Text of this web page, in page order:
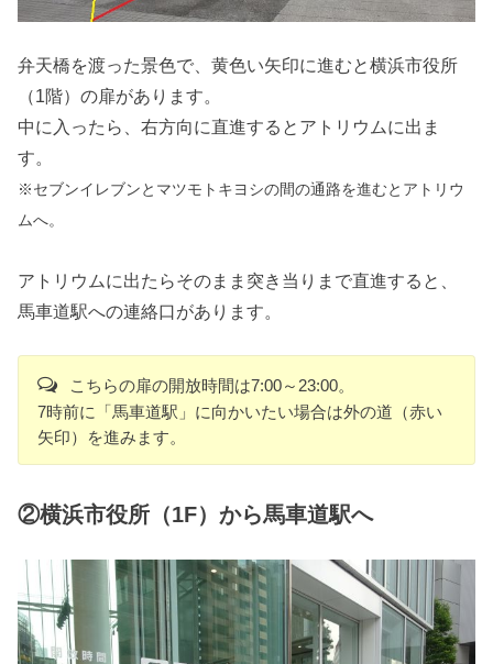
弁天橋を渡った景色で、黄色い矢印に進むと横浜市役所
（1階）の扉があります。
中に入ったら、右方向に直進するとアトリウムに出ま
す。
※セブンイレブンとマツモトキヨシの間の通路を進むとアトリウ
ムへ。
アトリウムに出たらそのまま突き当りまで直進すると、
馬車道駅への連絡口があります。
こちらの扉の開放時間は7:00～23:00。
7時前に「馬車道駅」に向かいたい場合は外の道（赤い
矢印）を進みます。
②横浜市役所（1F）から馬車道駅へ